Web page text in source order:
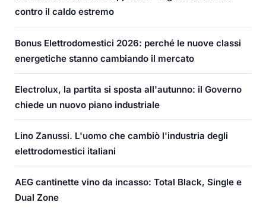
contro il caldo estremo
Bonus Elettrodomestici 2026: perché le nuove classi
energetiche stanno cambiando il mercato
Electrolux, la partita si sposta all'autunno: il Governo
chiede un nuovo piano industriale
Lino Zanussi. L'uomo che cambiò l'industria degli
elettrodomestici italiani
AEG cantinette vino da incasso: Total Black, Single e
Dual Zone